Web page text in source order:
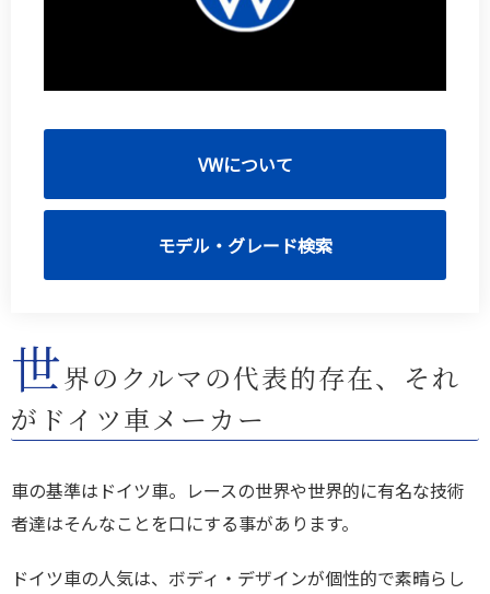
VWについて
モデル・グレード検索
世界のクルマの代表的存在、それ
がドイツ車メーカー
車の基準はドイツ車。レースの世界や世界的に有名な技術
者達はそんなことを口にする事があります。
ドイツ車の人気は、ボディ・デザインが個性的で素晴らし